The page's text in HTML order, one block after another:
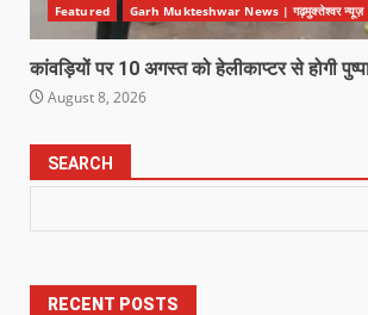
Featured Garh Mukteshwar News | गढ़मुक्तेश्वर न्यूज़
कांवड़ियों पर 10 अगस्त को हेलीकाप्टर से होगी पुष्पा
August 8, 2026
SEARCH
RECENT POSTS